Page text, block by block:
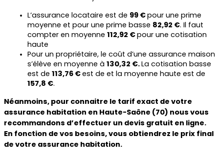
L’assurance locataire est de 99 € pour une prime
moyenne et pour une prime basse 82,92 €. Il faut
compter en moyenne 112,92 € pour une cotisation
haute
Pour un propriétaire, le coût d’une assurance maison
s’élève en moyenne à 130,32 €. La cotisation basse
est de 113,76 €
157,8 €.
Néanmoins, pour connaitre le tarif exact de votre
assurance habitation en Haute-Saône (70) nous vous
recommandons d’effectuer un devis gratuit en ligne.
En fonction de vos besoins, vous obtiendrez le prix final
de votre assurance habitation.